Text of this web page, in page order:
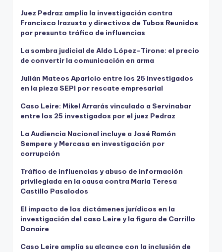
Juez Pedraz amplía la investigación contra
Francisco Irazusta y directivos de Tubos Reunidos
por presunto tráfico de influencias
La sombra judicial de Aldo López-Tirone: el precio
de convertir la comunicación en arma
Julián Mateos Aparicio entre los 25 investigados
en la pieza SEPI por rescate empresarial
Caso Leire: Mikel Arrarás vinculado a Servinabar
entre los 25 investigados por el juez Pedraz
La Audiencia Nacional incluye a José Ramón
Sempere y Mercasa en investigación por
corrupción
Tráfico de influencias y abuso de información
privilegiada en la causa contra María Teresa
Castillo Pasalodos
El impacto de los dictámenes jurídicos en la
investigación del caso Leire y la figura de Carrillo
Donaire
Caso Leire amplía su alcance con la inclusión de